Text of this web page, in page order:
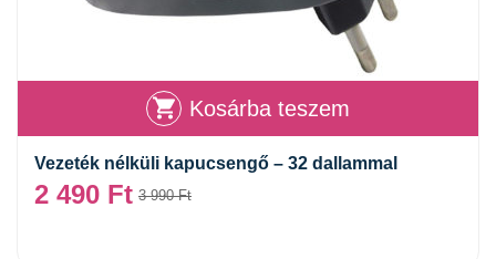
Kosárba teszem
Vezeték nélküli kapucsengő – 32 dallammal
3 990Ft
2 490 Ft